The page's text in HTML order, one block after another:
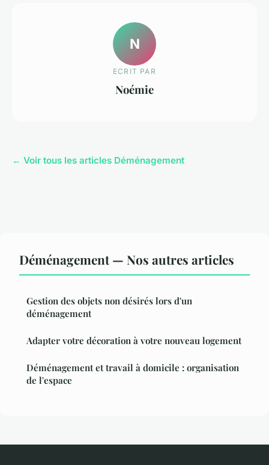
N
ECRIT PAR
Noémie
← Voir tous les articles Déménagement
Déménagement — Nos autres articles
Gestion des objets non désirés lors d'un
déménagement
Adapter votre décoration à votre nouveau logement
Déménagement et travail à domicile : organisation
de l'espace